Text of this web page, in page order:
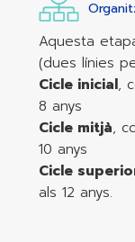
Aquesta
(dues línies
Cicle inicial,
8 anys
Cicle mitjà,
10 anys
Cicle
als 12 anys.